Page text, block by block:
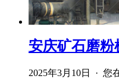
安庆矿石磨粉
2025年3月10日 · 您